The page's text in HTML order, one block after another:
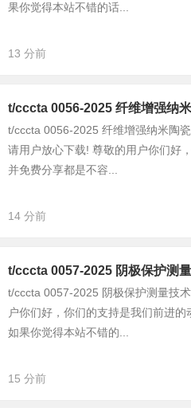
果你觉得本站不错的话...
13 分前
t/cccta 0056-2025 纤维增强纳
t/cccta 0056-2025 纤维增强纳米陶
请用户放心下载! 尊敬的用户你们好
并免费分享都是不容...
14 分前
t/cccta 0057-2025 阴极保护测
t/cccta 0057-2025 阴极保护测量技
户你们好，你们的支持是我们前进
如果你觉得本站不错的...
15 分前